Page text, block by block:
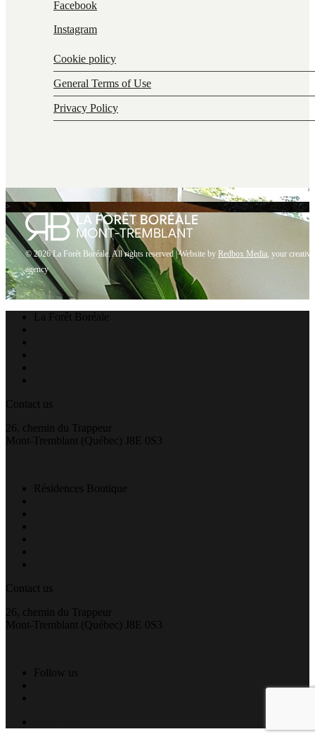
Facebook
Instagram
Cookie policy
General Terms of Use
Privacy Policy
>
© 2026 La Forêt Boréale. All rights reserved |Website by Redbox Media, your creative
agency
Close
Menu
La Forêt Boréale
Contact us
26, chemin du Trappeur
Mont-Tremblant (Québec) J8E 0S3
Résidences Boutique
Contact us
26, chemin du Trappeur
Mont-Tremblant (Québec) J8E 0S3
Follow us